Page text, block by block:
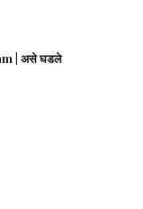
| असे घडले